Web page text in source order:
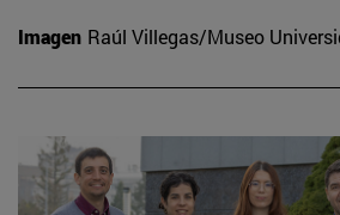
Imagen Raúl Villegas/Museo